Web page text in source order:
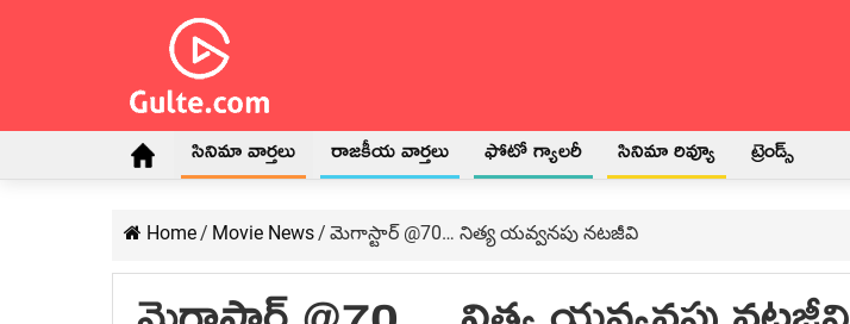
సినిమా వార్తలు రాజకీయ వార్తలు ఫోటో గ్యాలరీ సినిమా రివ్యూ ట్రెండ్స్
Home/ Movie News/ మెగాస్టార్ @70… నిత్య యవ్వనపు నటజీవి